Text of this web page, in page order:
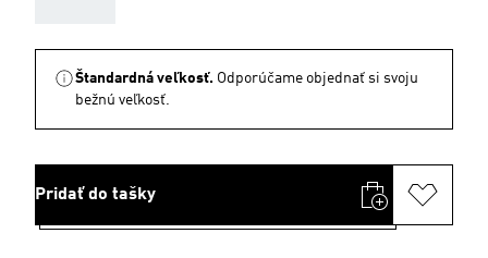
Štandardná veľkosť. Odporúčame objednať si svoju
bežnú veľkosť.
Pridať do tašky